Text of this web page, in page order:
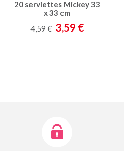
20 serviettes Mickey 33
x 33 cm
4,59 € 3,59 €